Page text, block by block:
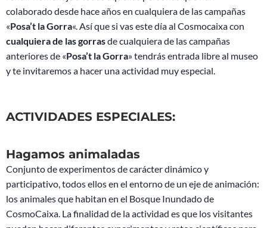
ACTIVIDADES ESPECIALES:
Hagamos animaladas
Conjunto de experimentos de carácter dinámico y
CosmoCaixa. La finalidad de la actividad es que los visitantes
animales más emblemáticos del Bosque Inundado. Se
potenciará la participación de toda la familia, haciendo que
niños y acompañantes disfruten todos por igual de la
actividad.